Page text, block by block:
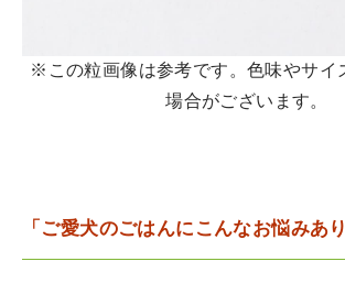
※この粒画像は参考です。色味やサイ
場合がございます。
「ご愛犬のごはんにこんなお悩みあ